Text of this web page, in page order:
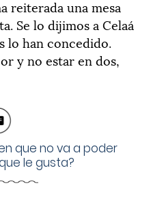
reiterada una mesa
Se lo dijimos a Celaá
lo han concedido.
y no estar en dos,
que no va a poder
le gusta?